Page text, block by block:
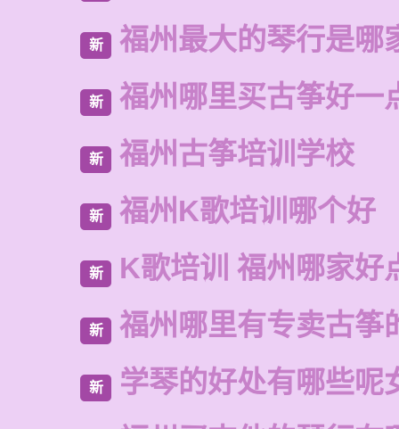
新 福州最大的琴行是哪
新 福州哪里买古筝好一
新 福州古筝培训学校
新 福州K歌培训哪个好
新 K歌培训 福州哪家好
新 福州哪里有专卖古筝
新
学琴的好处有哪些呢